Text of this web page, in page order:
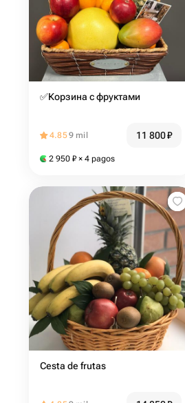
✅Корзина с фруктами
4.859 mil 11 800₽
2 950 ₽ × 4 pagos
Cesta de frutas